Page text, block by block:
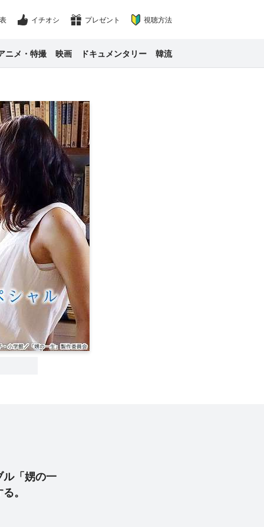
イチオシ プレゼント 視聴方法
ニメ・特撮 映画 ドキュメンタリー 韓流
「娚の一
。